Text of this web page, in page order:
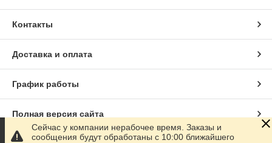
Контакты
Доставка и оплата
График работы
Полная версия сайта
Сейчас у компании нерабочее время. Заказы и
сообщения будут обработаны с 10:00 ближайшего